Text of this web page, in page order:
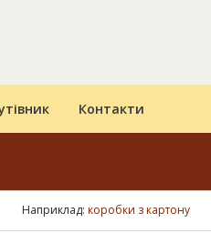
Контакти
Наприклад: коробки з картону